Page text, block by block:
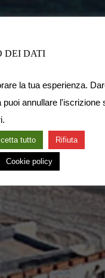
DEI DATI
la tua esperienza.
annullare l'iscrizione
tutto Rifiuta
Cookie policy